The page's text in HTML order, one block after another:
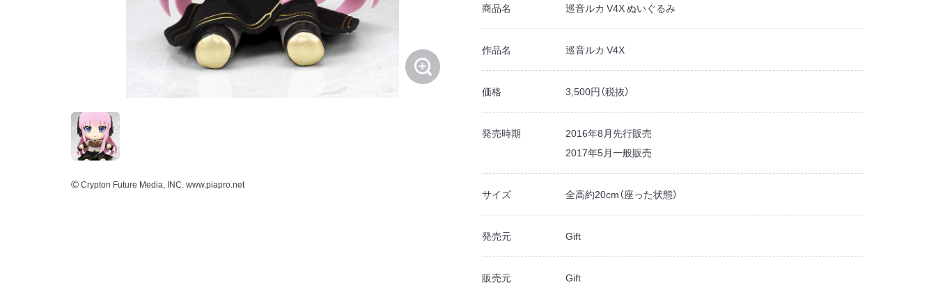
©Crypton Future Media, INC. www.piapro.net
商品名 巡音ルカ V4X ぬいぐるみ
作品名 巡音ルカ V4X
価格 3,500円（税抜）
発売時期
2016年8月先行販売
2017年5月一般販売
サイズ 全高約20cm（座った状態）
発売元 Gift
販売元 Gift